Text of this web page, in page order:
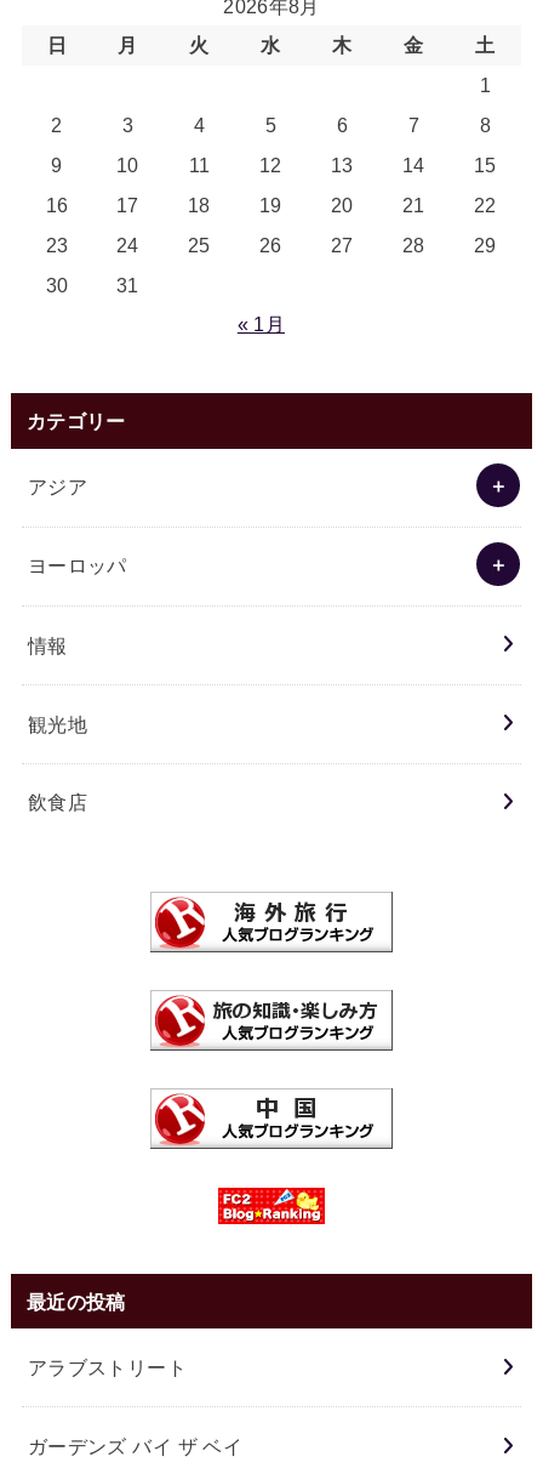
2026年8月
日
月 火 水 木 金
土
1
2
3 4 5 6 7
8
9
10 11 12 13 14
15
16
17 18 19 20 21
22
23
24 25 26 27 28
29
30
31
« 1月
カテゴリー
アジア
ヨーロッパ
情報
観光地
飲食店
最近の投稿
アラブストリート
ガーデンズ バイ ザ ベイ